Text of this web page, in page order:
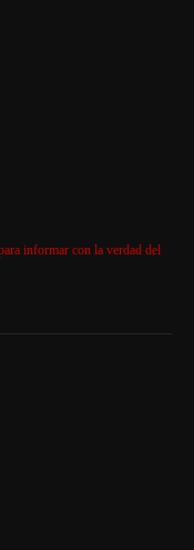
informar con la verdad del